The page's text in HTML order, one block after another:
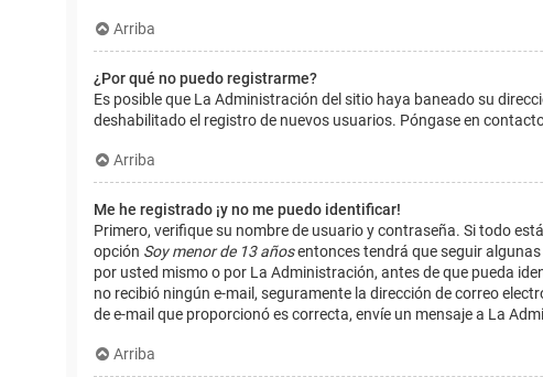
Arriba
¿Por qué no puedo registrarme?
Es posible que La Administración del sitio haya baneado su
deshabilitado el registro de nuevos usuarios. Póngase en
Arriba
Me he registrado ¡y no me puedo identificar!
Primero, verifique su nombre de usuario y contraseña. Si todo
opción Soy menor de 13 añosentonces tendrá que seguir
por usted mismo o por La Administración, antes de que pueda
no recibió ningún e-mail, seguramente la dirección de correo
de e-mail que proporcionó es correcta, envíe un mensaje a La
Arriba